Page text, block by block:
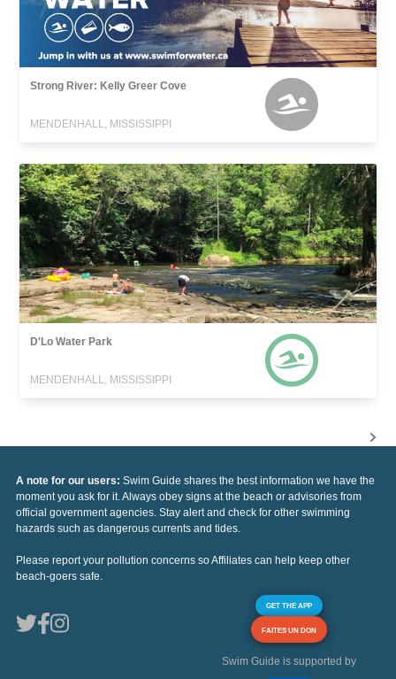
Strong River: Kelly Greer Cove
MENDENHALL, MISSISSIPPI
D'Lo Water Park
MENDENHALL, MISSISSIPPI
A note for our users: Swim Guide shares the best information we have the
moment you ask for it. Always obey signs at the beach or advisories from
official government agencies. Stay alert and check for other swimming
hazards such as dangerous currents and tides.
Please report your pollution concerns so Affiliates can help keep other
beach-goers safe.
GET THE APP
FAITES UN DON
Swim Guide is supported by